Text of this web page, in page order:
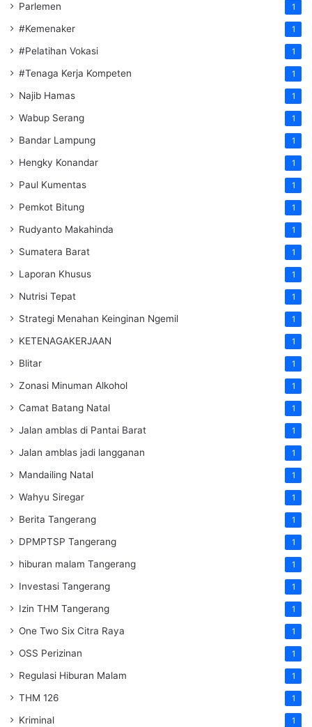
Parlemen 1
#Kemenaker 1
#Pelatihan Vokasi 1
#Tenaga Kerja Kompeten 1
Najib Hamas 1
Wabup Serang 1
Bandar Lampung 1
Hengky Konandar 1
Paul Kumentas 1
Pemkot Bitung 1
Rudyanto Makahinda 1
Sumatera Barat 1
Laporan Khusus 1
Nutrisi Tepat 1
Strategi Menahan Keinginan Ngemil 1
KETENAGAKERJAAN 1
Blitar 1
Zonasi Minuman Alkohol 1
Camat Batang Natal 1
Jalan amblas di Pantai Barat 1
Jalan amblas jadi langganan 1
Mandailing Natal 1
Wahyu Siregar 1
Berita Tangerang 1
DPMPTSP Tangerang 1
hiburan malam Tangerang 1
Investasi Tangerang 1
Izin THM Tangerang 1
One Two Six Citra Raya 1
OSS Perizinan 1
Regulasi Hiburan Malam 1
THM 126 1
Kriminal 1